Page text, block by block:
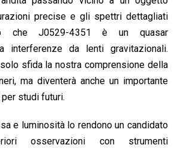
precise e gli spettri dettagliati
che J0529-4351 è un quasar
interferenze da lenti gravitazionali.
sfida la nostra comprensione della
ma diventerà anche un importante
studi futuri.
e luminosità lo rendono un candidato
osservazioni con strumenti